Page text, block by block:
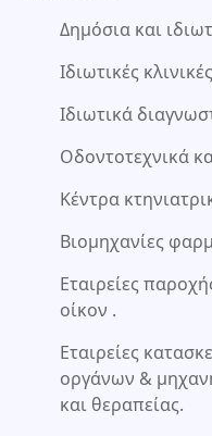
Δημόσια και
Ιδιωτικές
Ιδιωτικά
Οδοντοτεχνικά
Κέντρα
Βιομηχανίες
Εταιρείες
οίκον .
Εταιρείες
οργάνων &
και θεραπείας.